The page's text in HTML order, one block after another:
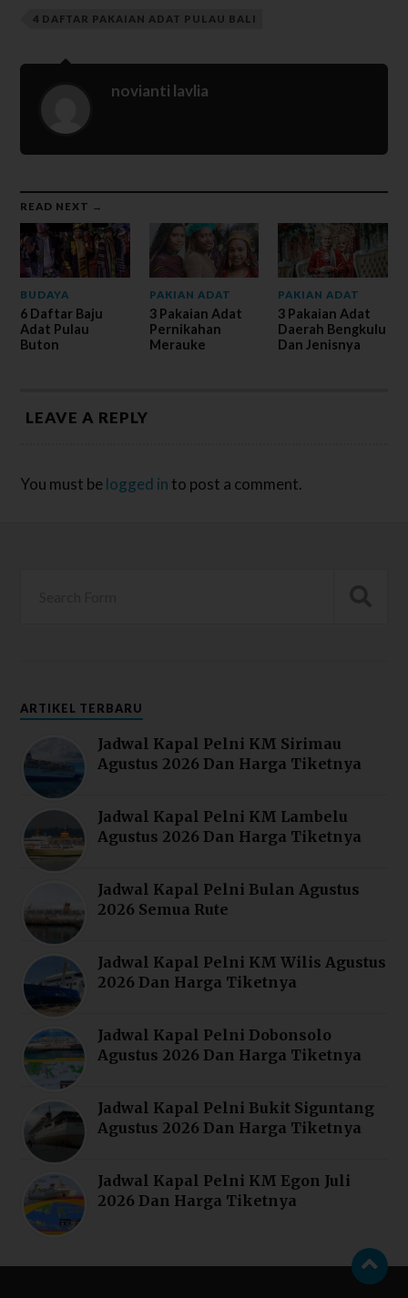
4 DAFTAR PAKAIAN ADAT PULAU BALI
novianti lavlia
READ NEXT →
BUDAYA
6 Daftar Baju
Adat Pulau
Buton
PAKIAN ADAT
3 Pakaian Adat
Pernikahan
Merauke
PAKIAN ADAT
3 Pakaian Adat
Daerah Bengkulu
Dan Jenisnya
LEAVE A REPLY
You must be logged in to post a comment.
ARTIKEL TERBARU
Jadwal Kapal Pelni KM Sirimau
Agustus 2026 Dan Harga Tiketnya
Jadwal Kapal Pelni KM Lambelu
Agustus 2026 Dan Harga Tiketnya
Jadwal Kapal Pelni Bulan Agustus
2026 Semua Rute
Jadwal Kapal Pelni KM Wilis Agustus
2026 Dan Harga Tiketnya
Jadwal Kapal Pelni Dobonsolo
Agustus 2026 Dan Harga Tiketnya
Jadwal Kapal Pelni Bukit Siguntang
Agustus 2026 Dan Harga Tiketnya
Jadwal Kapal Pelni KM Egon Juli
2026 Dan Harga Tiketnya